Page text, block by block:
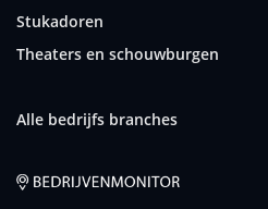
Stukadoren
Theaters en schouwburgen
Alle bedrijfs branches